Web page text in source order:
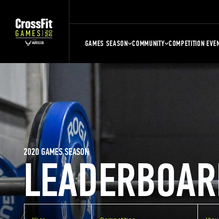
GAMES SEASON COMMUNITY COMPETITION
2020 GAMES SEASON